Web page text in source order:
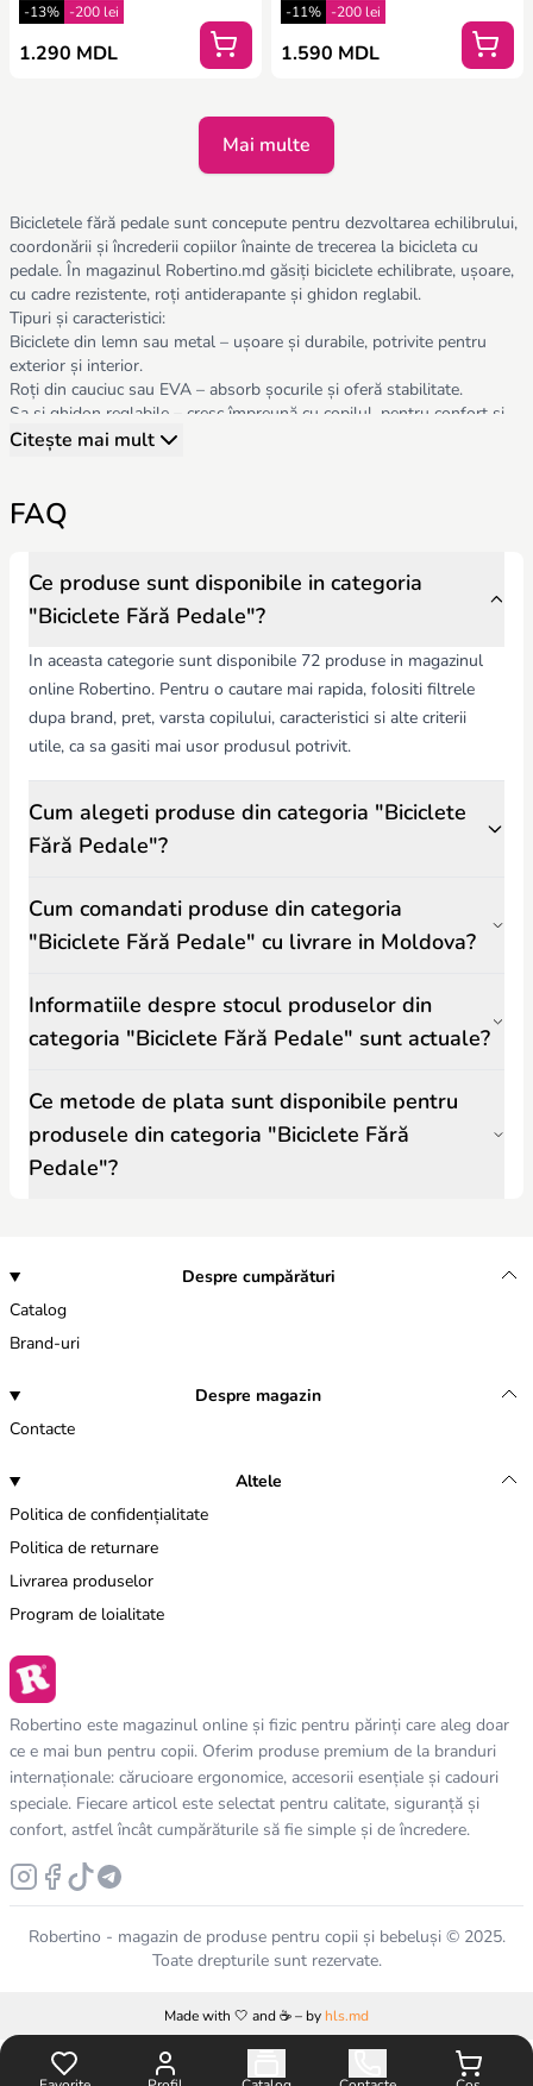
-13% -200 lei
1.290 MDL
-11% -200 lei
1.590 MDL
Mai multe
Bicicletele fără pedale sunt concepute pentru dezvoltarea echilibrului,
coordonării și încrederii copiilor înainte de trecerea la bicicleta cu
pedale. În magazinul Robertino.md găsiți biciclete echilibrate, ușoare,
cu cadre rezistente, roți antiderapante și ghidon reglabil.
Tipuri și caracteristici:
Biciclete din lemn sau metal – ușoare și durabile, potrivite pentru
exterior și interior.
Roți din cauciuc sau EVA – absorb șocurile și oferă stabilitate.
Șa și ghidon reglabile – cresc împreună cu copilul, pentru confort și
siguranță.
Ergonomie – înălțimea șeii și ghidonului, greutate redusă pentru
control ușor.
bicicleta cu pedale.
Design – culori atractive, forme prietenoase, stimularea interesului
copilului.
Bicicletele fără pedale de la Robertino.md sunt atent selectate pentru
siguranță, durabilitate și dezvoltare fizică, oferind copiilor distracție,
exercițiu și învățare.
Citește mai mult
FAQ
Ce produse sunt disponibile in categoria
"Biciclete Fără Pedale"?
In aceasta categorie sunt disponibile 72 produse in magazinul
online Robertino. Pentru o cautare mai rapida, folositi filtrele
dupa brand, pret, varsta copilului, caracteristici si alte criterii
utile, ca sa gasiti mai usor produsul potrivit.
Cum alegeti produse din categoria "Biciclete
Fără Pedale"?
Cum comandati produse din categoria
"Biciclete Fără Pedale" cu livrare in Moldova?
Informatiile despre stocul produselor din
categoria "Biciclete Fără Pedale" sunt actuale?
Ce metode de plata sunt disponibile pentru
produsele din categoria "Biciclete Fără
Pedale"?
Despre cumpărături
Catalog
Brand-uri
Despre magazin
Contacte
Altele
Politica de confidențialitate
Politica de returnare
Livrarea produselor
Program de loialitate
Robertino este magazinul online și fizic pentru părinți care aleg doar
ce e mai bun pentru copii. Oferim produse premium de la branduri
internaționale: cărucioare ergonomice, accesorii esențiale și cadouri
speciale. Fiecare articol este selectat pentru calitate, siguranță și
confort, astfel încât cumpărăturile să fie simple și de încredere.
Robertino - magazin de produse pentru copii și bebeluși © 2025.
Toate drepturile sunt rezervate.
Made with 🤍 and ☕️ – by hls.md